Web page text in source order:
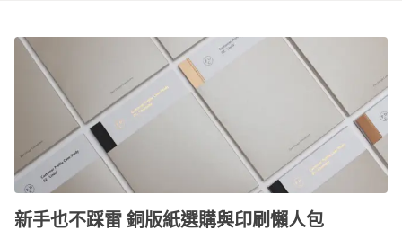
新手也不踩雷 銅版紙選購與印刷懶人包